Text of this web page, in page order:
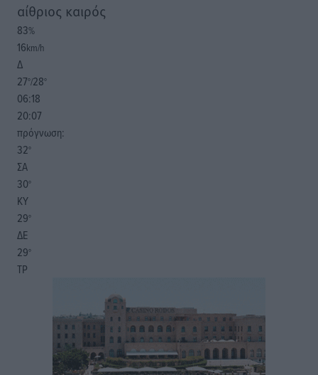
αίθριος καιρός
83%
16km/h
Δ
27°/28°
06:18
20:07
πρόγνωση:
32°
ΣΑ
30°
ΚΥ
29°
ΔΕ
29°
ΤΡ